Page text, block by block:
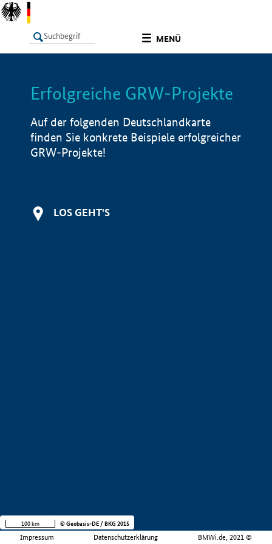
MENÜ
LISTE Info
Erfolgreiche GRW-Projekte
Auf der folgenden Deutschlandkarte
finden Sie konkrete Beispiele erfolgreicher
GRW-Projekte!
LOS GEHT'S
Impressum Datenschutzerklärung BMWi.de, 2021 ©
100 km © Geobasis-DE / BKG 2015